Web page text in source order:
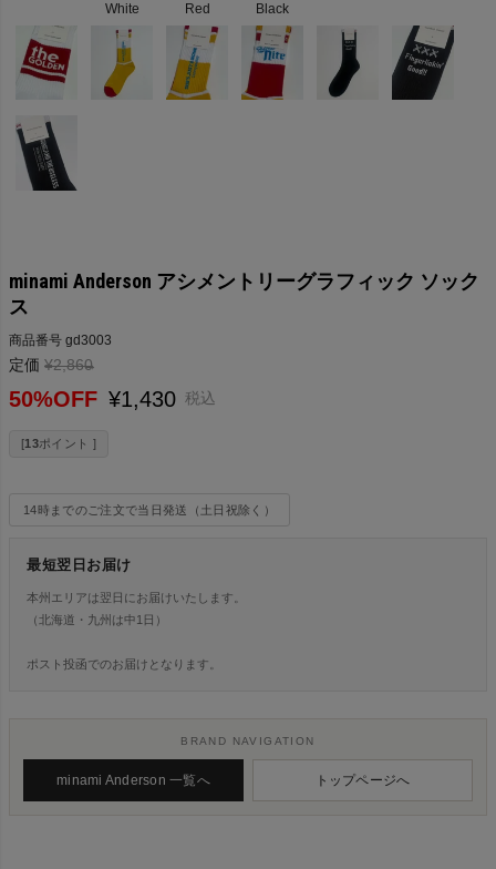
White Red Black
minami Anderson アシメントリーグラフィック ソック
ス
商品番号 gd3003
定価 ¥2,860
→
50%OFF ¥1,430 税込
[13ポイント ]
14時までのご注文で当日発送（土日祝除く）
最短翌日お届け
本州エリアは翌日にお届けいたします。
（北海道・九州は中1日）
ポスト投函でのお届けとなります。
BRAND NAVIGATION
minami Anderson 一覧へ トップページへ